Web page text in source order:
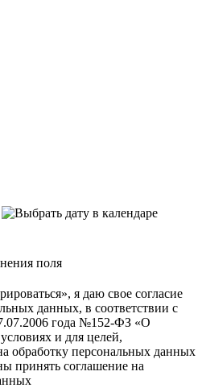
поля
я даю свое согласие
данных, в соответствии с
года №152-ФЗ «О
и для целей,
обработку персональных данных
принять соглашение на